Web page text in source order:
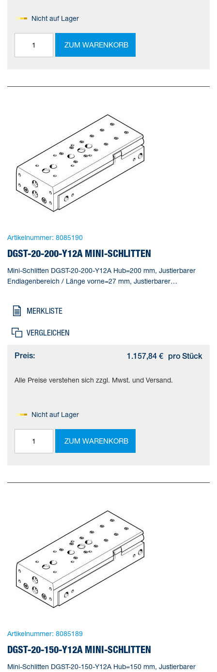
Nicht auf Lager
ZUM WARENKORB
Artikelnummer: 8085190
DGST-20-200-Y12A MINI-SCHLITTEN
Mini-Schlitten DGST-20-200-Y12A Hub=200 mm, Justierbarer
Endlagenbereich / Länge vorne=27 mm, Justierbarer
MERKLISTE
VERGLEICHEN
Preis: 1.157,84 € pro Stück
Alle Preise verstehen sich zzgl. Mwst. und Versand.
Nicht auf Lager
ZUM WARENKORB
Artikelnummer: 8085189
DGST-20-150-Y12A MINI-SCHLITTEN
Mini-Schlitten DGST-20-150-Y12A Hub=150 mm, Justierbarer